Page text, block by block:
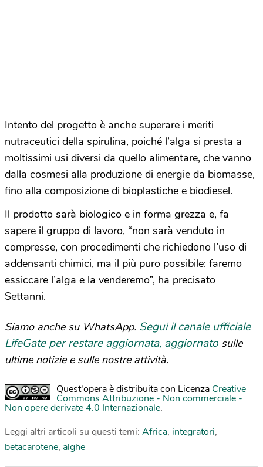
Intento del progetto è anche superare i meriti
nutraceutici della spirulina, poiché l’alga si presta a
moltissimi usi diversi da quello alimentare, che vanno
dalla cosmesi alla produzione di energie da biomasse,
fino alla composizione di bioplastiche e biodiesel.
Il prodotto sarà biologico e in forma grezza e, fa
sapere il gruppo di lavoro, “non sarà venduto in
compresse, con procedimenti che richiedono l’uso di
addensanti chimici, ma il più puro possibile: faremo
essiccare l’alga e la venderemo”, ha precisato
Settanni.
Siamo anche su WhatsApp. Segui il canale ufficiale
LifeGate per restare aggiornata, aggiornato sulle
ultime notizie e sulle nostre attività.
Quest'opera è distribuita con Licenza Creative
Commons Attribuzione - Non commerciale -
Non opere derivate 4.0 Internazionale.
Leggi altri articoli su questi temi: Africa, integratori,
betacarotene, alghe